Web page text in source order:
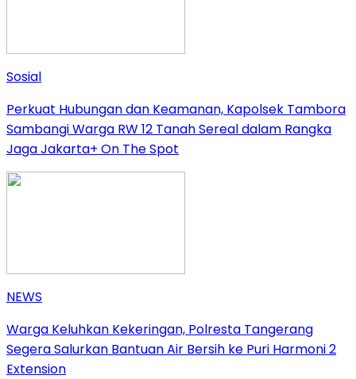
Sosial
Perkuat Hubungan dan Keamanan, Kapolsek Tambora
Sambangi Warga RW 12 Tanah Sereal dalam Rangka
Jaga Jakarta+ On The Spot
NEWS
Warga Keluhkan Kekeringan, Polresta Tangerang
Segera Salurkan Bantuan Air Bersih ke Puri Harmoni 2
Extension